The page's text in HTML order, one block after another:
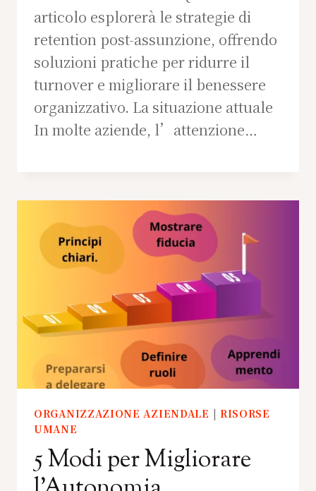
articolo esplorerà le strategie di
retention post-assunzione, offrendo
soluzioni pratiche per ridurre il
turnover e migliorare il benessere
organizzativo. La situazione attuale
In molte aziende, l’attenzione…
ORGANIZZAZIONE AZIENDALE | RISORSE
UMANE
5 Modi per Migliorare